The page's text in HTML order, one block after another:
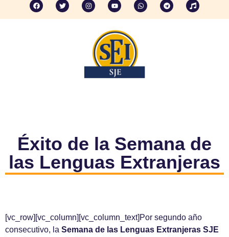
Éxito de la Semana de
las Lenguas Extranjeras
[vc_row][vc_column][vc_column_text]Por segundo año
consecutivo, la Semana de las Lenguas Extranjeras SJE